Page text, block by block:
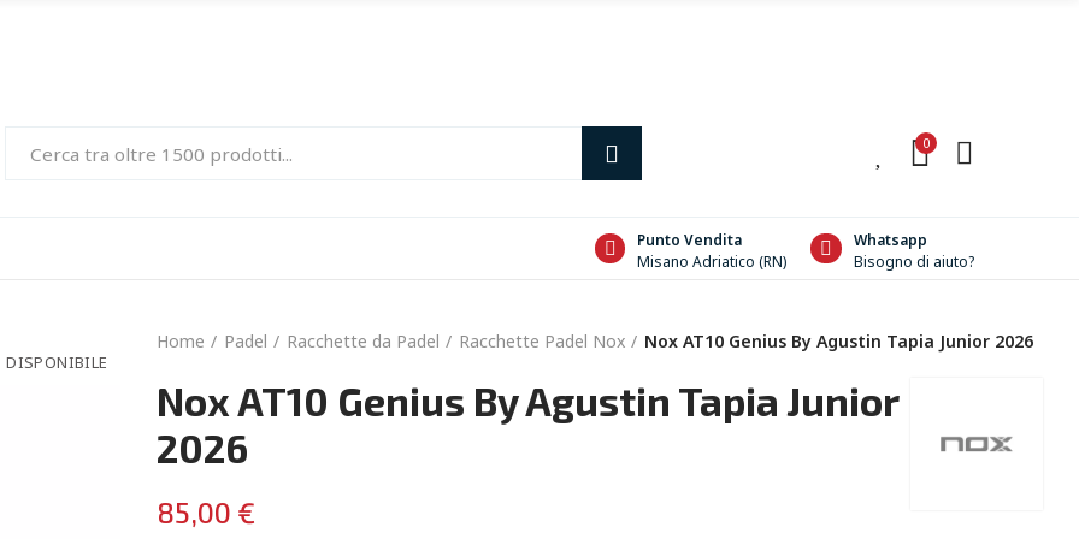
0
Punto Vendita
Misano Adriatico (RN)
Whatsapp
Bisogno di aiuto?
DISPONIBILE
Home Padel Racchette da Padel Racchette Padel Nox Nox AT10 Genius By Agustin Tapia Junior 2026
Nox AT10 Genius By Agustin Tapia Junior
2026
85,00 €